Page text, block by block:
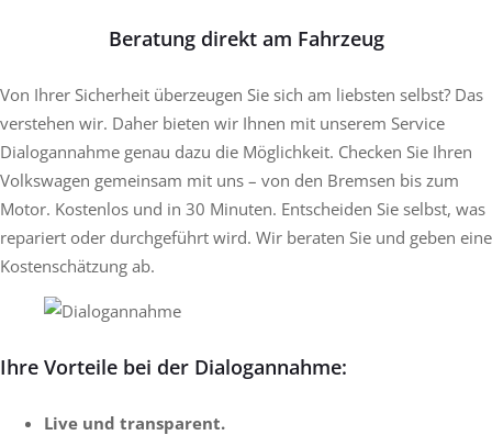
Beratung direkt am Fahrzeug
Von Ihrer Sicherheit überzeugen Sie sich am liebsten selbst? Das
verstehen wir. Daher bieten wir Ihnen mit unserem Service
Dialogannahme genau dazu die Möglichkeit. Checken Sie Ihren
Volkswagen gemeinsam mit uns – von den Bremsen bis zum
Motor. Kostenlos und in 30 Minuten. Entscheiden Sie selbst, was
repariert oder durchgeführt wird. Wir beraten Sie und geben eine
Kostenschätzung ab.
Ihre Vorteile bei der Dialogannahme:
Live und transparent.